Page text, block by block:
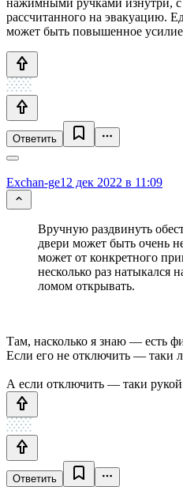
рассчитанного на эвакуацию.
может быть повышенное
Ответить
Exchan-ge12 дек 2022 в 11:09
Вручную раздвинуть
двери может быть очень
может от конкретного
несколько раз натыкался
ломом открывать.
Там, насколько я знаю — есть
Если его не отключить — таки
А если отключить — таки
Ответить